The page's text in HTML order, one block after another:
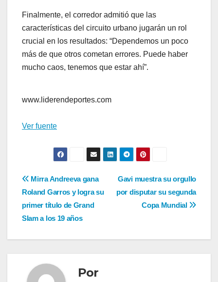
Finalmente, el corredor admitió que las
características del circuito urbano jugarán un rol
crucial en los resultados: “Dependemos un poco
más de que otros cometan errores. Puede haber
mucho caos, tenemos que estar ahí”.
www.liderendeportes.com
Ver fuente
Navegación
de
entradas
Gavi muestra su orgullo
por disputar su segunda
Copa Mundial
Mirra Andreeva gana
Roland Garros y logra su
primer título de Grand
Slam a los 19 años
Por